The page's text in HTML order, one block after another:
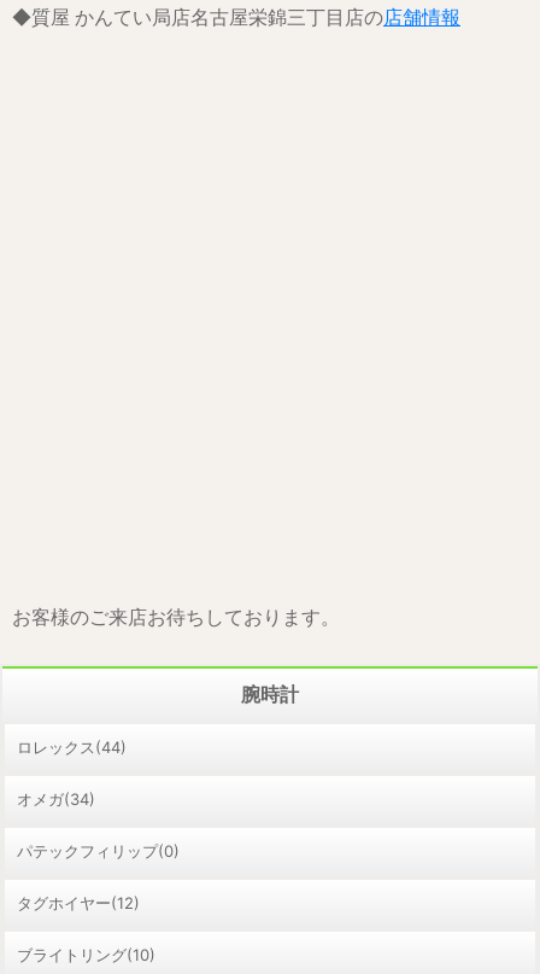
◆質屋 かんてい局店名古屋栄錦三丁目店の店舗情報
お客様のご来店お待ちしております。
腕時計
ロレックス(44)
オメガ(34)
パテックフィリップ(0)
タグホイヤー(12)
ブライトリング(10)